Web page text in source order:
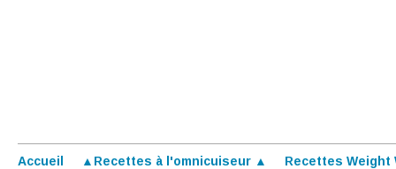
Accueil ▲Recettes à l'omnicuiseur ▲ Recettes Weight